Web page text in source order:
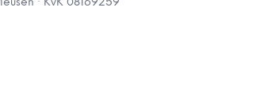
· KvK 08169259